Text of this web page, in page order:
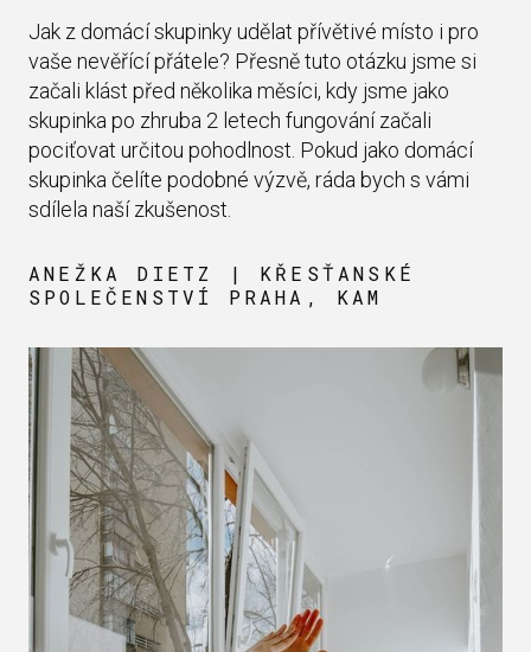
Jak z domácí skupinky udělat přívětivé místo i pro
vaše nevěřící přátele? Přesně tuto otázku jsme si
začali klást před několika měsíci, kdy jsme jako
skupinka po zhruba 2 letech fungování začali
pociťovat určitou pohodlnost. Pokud jako domácí
skupinka čelíte podobné výzvě, ráda bych s vámi
sdílela naší zkušenost.
ANEŽKA DIETZ | KŘESŤANSKÉ
SPOLEČENSTVÍ PRAHA, KAM